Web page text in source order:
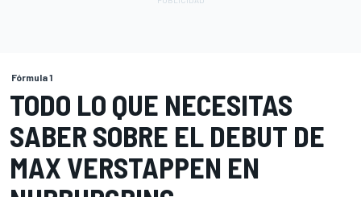
Fórmula 1
TODO LO QUE NECESITAS
SABER SOBRE EL DEBUT DE
MAX VERSTAPPEN EN